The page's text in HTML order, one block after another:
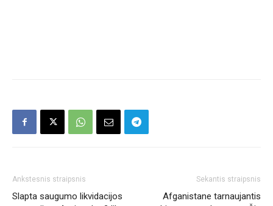
Ankstesnis straipsnis
Slapta saugumo likvidacijos
Sekantis straipsnis
Afganistane tarnaujantis